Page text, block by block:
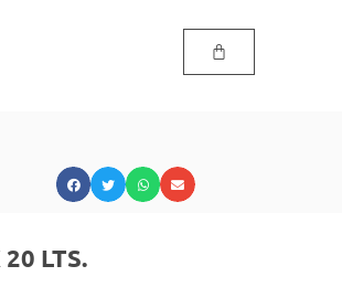
LTS.